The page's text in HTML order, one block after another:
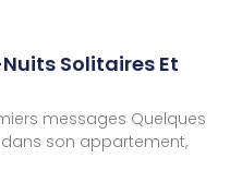
Solitaires Et
messages Quelques
dans son appartement,